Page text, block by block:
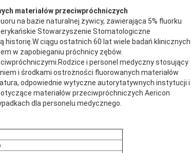
materiałów przeciwpróchniczych
na bazie naturalnej żywicy, zawierająca 5% fluorku
Stowarzyszenie Stomatologiczne
historię.W ciągu ostatnich 60 lat wiele badań klinicznych
w zapobieganiu próchnicy zębów.
i personel medyczny stosujący
i środkami ostrożności fluorowanych materiałów
odpowiednie wytyczne autorytatywnych instytucji i
materiałów przeciwpróchniczych Aericon
dla personelu medycznego.